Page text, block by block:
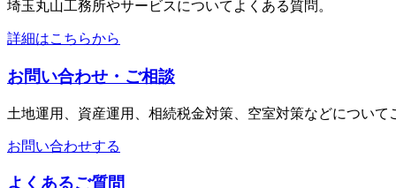
埼玉丸山工務所やサービスについてよくある質問。
詳細はこちらから
お問い合わせ・ご相談
土地運用、資産運用、相続税金対策、空室対策などについて
お問い合わせする
よくあるご質問